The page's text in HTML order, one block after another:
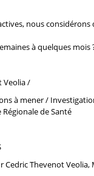
nous
à quelques mois
Veolia /
à mener /
de Santé
Cedric Thevenot Veolia,